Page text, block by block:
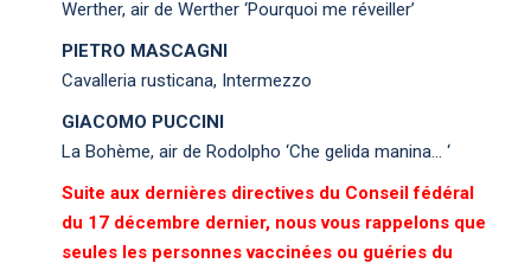
Werther, air de Werther ‘Pourquoi me réveiller’
PIETRO MASCAGNI
Cavalleria rusticana, Intermezzo
GIACOMO PUCCINI
La Bohème, air de Rodolpho ‘Che gelida manina… ‘
Suite aux dernières directives du Conseil fédéral
du 17 décembre dernier, nous vous rappelons que
seules les personnes vaccinées ou guéries du